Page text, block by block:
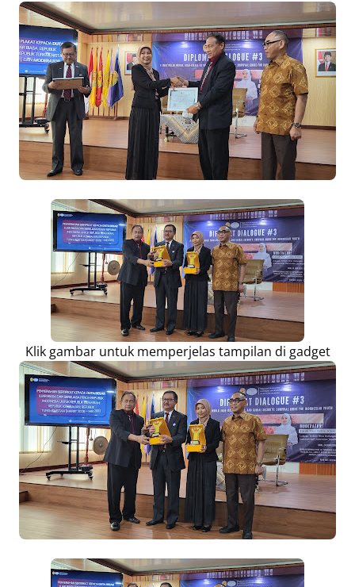
Klik gambar untuk memperjelas tampilan di gadget